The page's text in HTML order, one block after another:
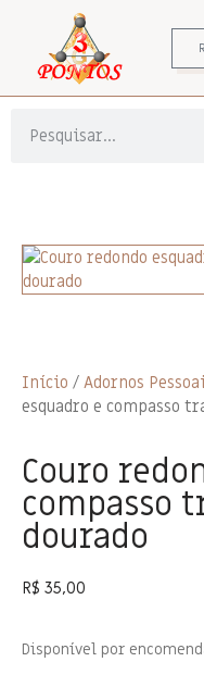
Início / Adornos
esquadro e compasso
Couro
compasso
dourado
R$ 35,00
Disponível por